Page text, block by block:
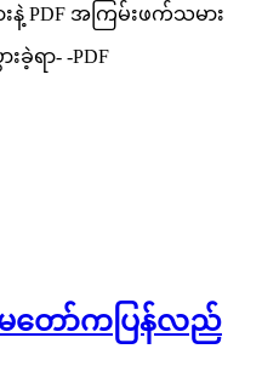
နဲ့ PDF အကြမ်းဖက်သမား
ခဲ့ရာ- -PDF
တော်ကပြန်လည်